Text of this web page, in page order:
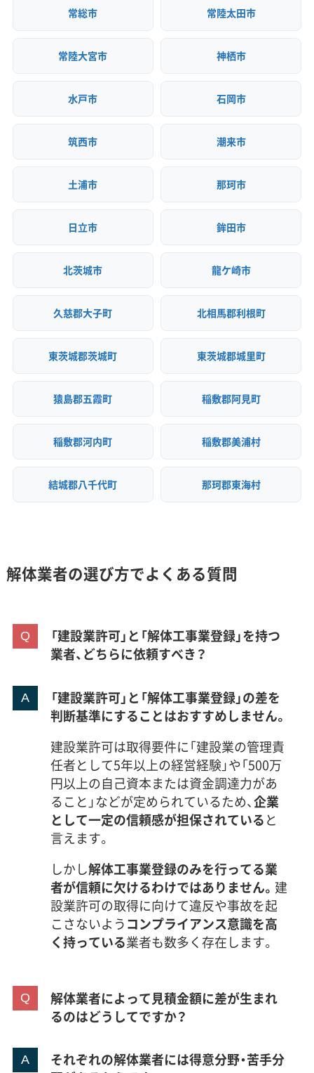
常総市 常陸太田市
常陸大宮市 神栖市
水戸市 石岡市
筑西市 潮来市
土浦市 那珂市
日立市 鉾田市
北茨城市 龍ケ崎市
久慈郡大子町 北相馬郡利根町
東茨城郡茨城町 東茨城郡城里町
猿島郡五霞町 稲敷郡阿見町
稲敷郡河内町 稲敷郡美浦村
結城郡八千代町 那珂郡東海村
解体業者の選び方でよくある質問
「建設業許可」と「解体工事業登録」を持つ
業者、どちらに依頼すべき？
「建設業許可」と「解体工事業登録」の差を
判断基準にすることはおすすめしません。
建設業許可は取得要件に「建設業の管理責
任者として5年以上の経営経験」や「500万
円以上の自己資本または資金調達力があ
ること」などが定められているため、企業
として一定の信頼感が担保されていると
言えます。
しかし解体工事業登録のみを行ってる業
者が信頼に欠けるわけではありません。 建
設業許可の取得に向けて違反や事故を起
こさないようコンプライアンス意識を高
く持っている業者も数多く存在します。
解体業者によって見積金額に差が生まれ
るのはどうしてですか？
それぞれの解体業者には得意分野・苦手分